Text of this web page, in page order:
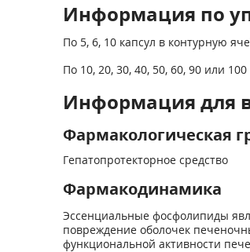
Информация по
По 5, 6, 10 капсул в контурную
По 10, 20, 30, 40, 50, 60, 90 или
Информация для
Фармакологическая
Гепатопротекторное средство
Фармакодинамика
Эссенциальные фосфолипиды
повреждение оболочек
функциональной активности